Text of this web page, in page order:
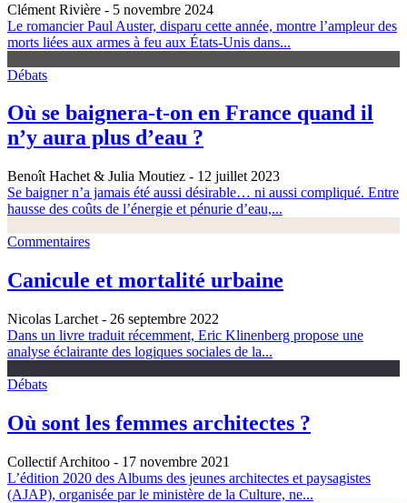
Clément Rivière - 5 novembre 2024
Le romancier Paul Auster, disparu cette année, montre l’ampleur des
morts liées aux armes à feu aux États-Unis dans...
Débats
Où se baignera-t-on en France quand il
n’y aura plus d’eau ?
Benoît Hachet & Julia Moutiez - 12 juillet 2023
Se baigner n’a jamais été aussi désirable… ni aussi compliqué. Entre
hausse des coûts de l’énergie et pénurie d’eau,...
Commentaires
Canicule et mortalité urbaine
Nicolas Larchet - 26 septembre 2022
Dans un livre traduit récemment, Eric Klinenberg propose une
analyse éclairante des logiques sociales de la...
Débats
Où sont les femmes architectes ?
Collectif Architoo - 17 novembre 2021
L’édition 2020 des Albums des jeunes architectes et paysagistes
(AJAP), organisée par le ministère de la Culture, ne...